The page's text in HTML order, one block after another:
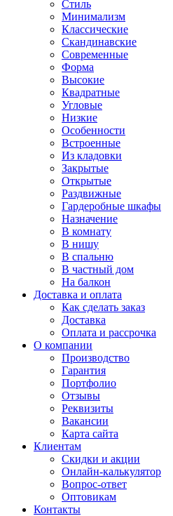
Стиль
Минимализм
Классические
Скандинавские
Современные
Форма
Высокие
Квадратные
Угловые
Низкие
Особенности
Встроенные
Из кладовки
Закрытые
Открытые
Раздвижные
Гардеробные шкафы
Назначение
В комнату
В нишу
В спальню
В частный дом
На балкон
Доставка и оплата
Как сделать заказ
Доставка
Оплата и рассрочка
О компании
Производство
Гарантия
Портфолио
Отзывы
Реквизиты
Вакансии
Карта сайта
Клиентам
Скидки и акции
Онлайн-калькулятор
Вопрос-ответ
Оптовикам
Контакты